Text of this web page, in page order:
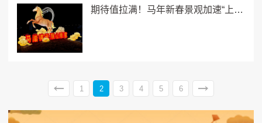
期待值拉满！马年新春景观加速“上线”
1 2 3 4 5 6